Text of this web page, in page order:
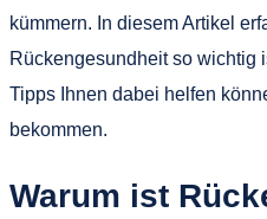
kümmern. In diesem Artikel
Rückengesundheit so wichtig
Tipps Ihnen dabei helfen
bekommen.
Warum ist